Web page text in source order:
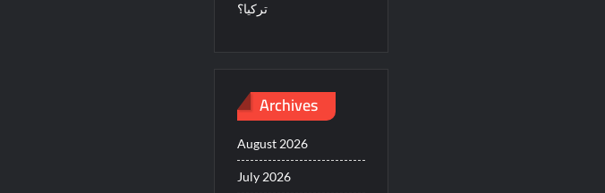
تركيا؟
Archives
August 2026
July 2026